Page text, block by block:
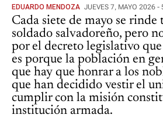
EDUARDO MENDOZA JUEVES 7, MAYO 2026 -
Cada siete de mayo se
soldado salvadoreño, pero
por el decreto legislativo que
es porque la población en
que hay que honrar a los
que han decidido vestir el
cumplir con la misión
institución armada.